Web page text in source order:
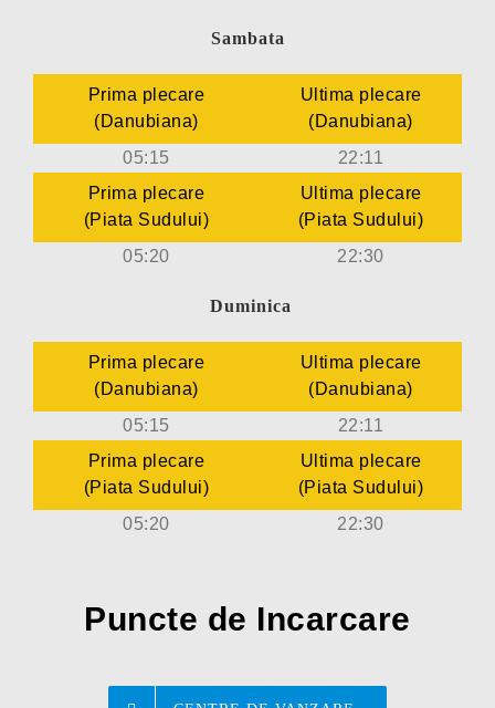
Sambata
Prima plecare
(Danubiana)
Ultima plecare
(Danubiana)
05:15
22:11
Prima plecare
(Piata Sudului)
Ultima plecare
(Piata Sudului)
05:20
22:30
Duminica
Prima plecare
(Danubiana)
Ultima plecare
(Danubiana)
05:15
22:11
Prima plecare
(Piata Sudului)
Ultima plecare
(Piata Sudului)
05:20
22:30
Puncte de Incarcare